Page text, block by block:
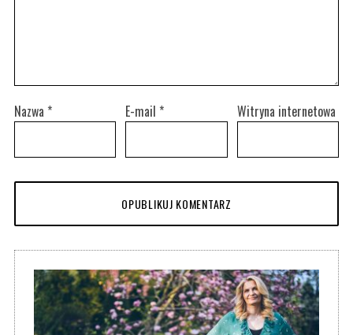
Nazwa * E-mail * Witryna internetowa